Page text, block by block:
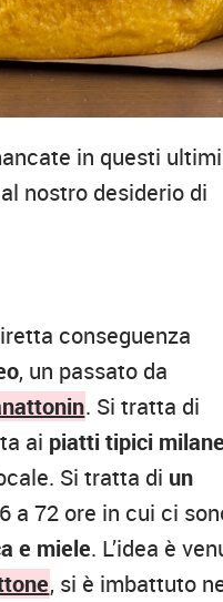
in questi ultimi
nostro desiderio di
conseguenza
, un passato da
. Si tratta di
ai piatti tipici
Si tratta di un
a 72 ore in cui ci
e miele. L’idea è
, si è imbattuto